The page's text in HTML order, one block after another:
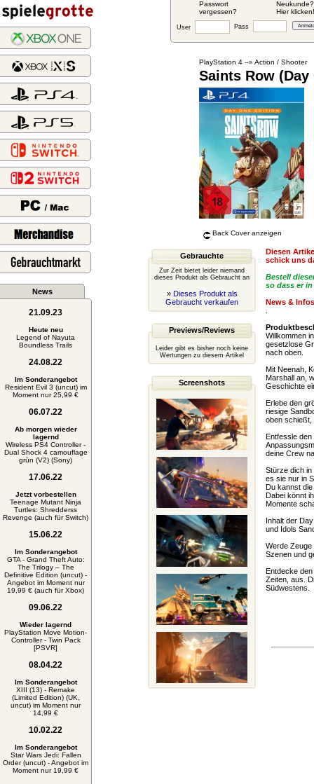
Passwort
vergessen?
Neukunde?
Hier klicken!
User Pass
News
21.09.23
Heute neu
Legend of Nayuta
Boundless Trails
24.08.22
Im Sonderangebot
Resident Evil 3 (uncut) im
Moment nur 25,99 €
06.07.22
Ab morgen wieder
lagernd
Wireless PS4 Controller -
Dual Shock 4 camouflage
grün (V2) (Sony)
17.06.22
Jetzt vorbestellen
Teenage Mutant Ninja
Turtles: Shredderss
Revenge (auch für Switch)
15.06.22
Im Sonderangebot
GTA - Grand Theft Auto:
The Trilogy – The
Definitive Edition (uncut) -
Angebot im Moment nur
19,99 € (auch für Xbox)
09.06.22
Wieder lagernd
PlayStation Move Motion-
Controller - Twin Pack
[PSVR]
08.04.22
Im Sonderangebot
XIII (13) - Remake
(Limited Edition) (UK,
uncut) im Moment nur
14,99 €
10.02.22
Im Sonderangebot
Star Wars Jedi: Fallen
Order (uncut) - Angebot im
Moment nur 19,99 €
PlayStation 4 --» Action / Shooter
Saints Row
Back Cover anzeigen
Gebrauchte
Zur Zeit bietet leider niemand
dieses Produkt als Gebraucht an
» Dieses Produkt als
Gebraucht verkaufen
Previews/Reviews
Leider gibt es bisher noch keine
Wertungen zu diesem Artikel
Screenshots
Diesen
schick uns
Bestell
so dass er
News & Infos
Willkommen
gesetzlose
nach oben.
Mit Neenah,
Marshall an,
Geschichte
Erlebe den
riesige
oben schießt,
Entfessle den
deine Crew
Stürze dich
es sie nur in
Du kannst
Dabei könnt
Momente
Inhalt der
und Idols
Werde Zeuge
Szenen und
Entdecke
Zeiten, aus.
Südwestens.